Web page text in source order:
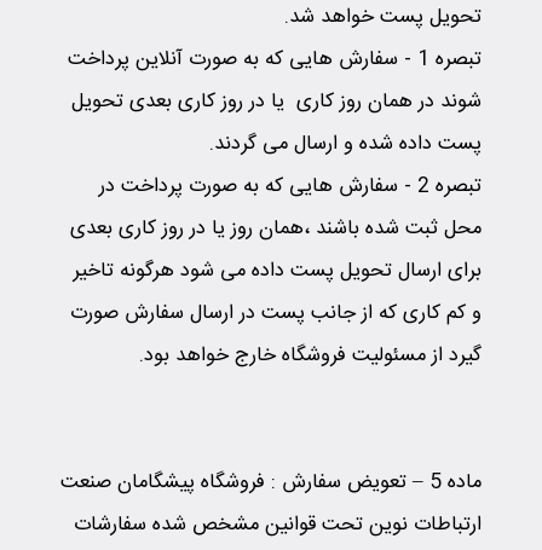
تحویل پست خواهد شد.
تبصره 1
- سفارش هایی که به صورت آنلاین پرداخت
شوند در همان روز کاری یا در روز کاری بعدی تحویل
پست داده شده و ارسال می گردند.
تبصره 2
- سفارش هایی که به صورت پرداخت در
محل ثبت شده باشند ،همان روز یا در روز کاری بعدی
برای ارسال تحویل پست داده می شود هرگونه تاخیر
و کم کاری که از جانب پست در ارسال سفارش صورت
گیرد از مسئولیت فروشگاه خارج خواهد بود.
ماده 5 – تعویض سفارش :
فروشگاه پیشگامان صنعت
ارتباطات نوین تحت قوانین مشخص شده سفارشات